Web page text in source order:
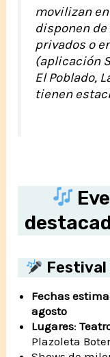
movilizan
disponen
privados o
(aplicación
El Poblado,
tienen
Festival
Fechas
agosto
Lugares:
Plazoleta